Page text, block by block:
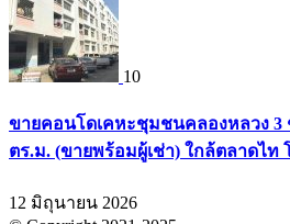
10
ขายคอนโดเคหะชุมชนคลองหลวง 3
ตร.ม. (ขายพร้อมผู้เช่า) ใกล้ตลาดไท โ
12 มิถุนายน 2026